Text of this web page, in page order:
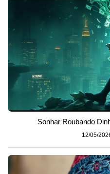
Sonhar Roubando
12/05/